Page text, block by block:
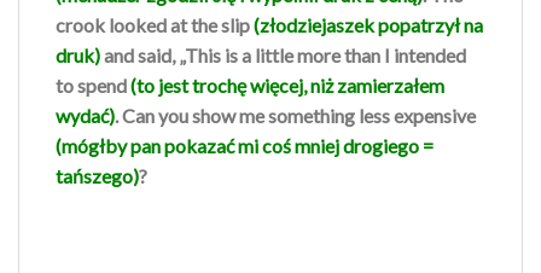
crook looked at the slip(złodziejaszek popatrzył na
druk)and said, „This is a little more than I intended
to spend(to jest trochę więcej, niż zamierzałem
wydać). Can you show me something less expensive
(mógłby pan pokazać mi coś mniej drogiego =
tańszego)?